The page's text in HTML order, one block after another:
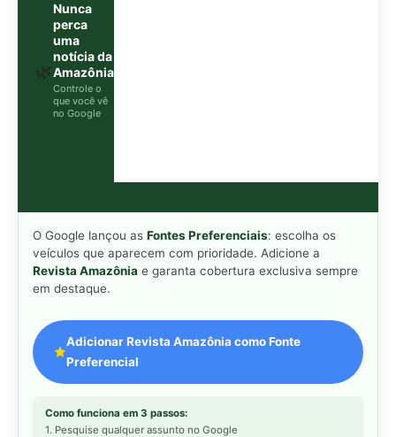
🌿
Nunca
perca
uma
notícia da
Amazônia
Controle o
que você vê
no Google
O Google lançou as Fontes Preferenciais: escolha os
veículos que aparecem com prioridade. Adicione a
Revista Amazônia e garanta cobertura exclusiva sempre
em destaque.
Adicionar Revista Amazônia como Fonte
Preferencial
Como funciona em 3 passos:
1. Pesquise qualquer assunto no Google